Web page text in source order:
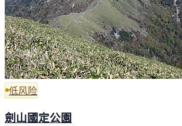
低风险
劍山國定公園